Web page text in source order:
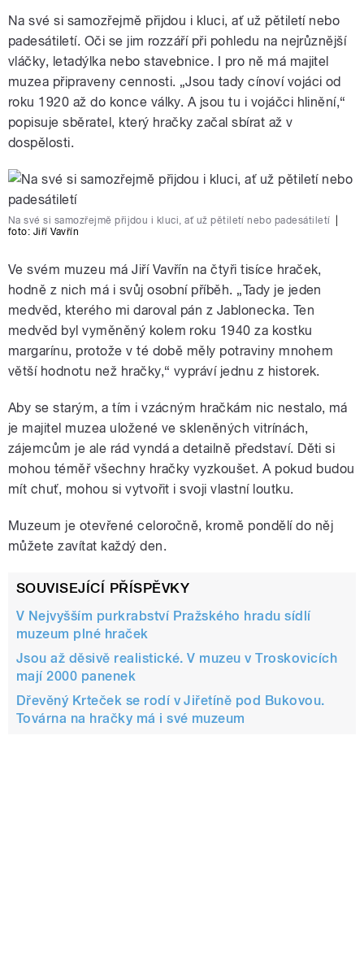
Na své si samozřejmě přijdou i kluci, ať už pětiletí nebo
padesátiletí. Oči se jim rozzáří při pohledu na nejrůznější
vláčky, letadýlka nebo stavebnice. I pro ně má majitel
muzea připraveny cennosti. „Jsou tady cínoví vojáci od
roku 1920 až do konce války. A jsou tu i vojáčci hlinění,“
popisuje sběratel, který hračky začal sbírat až v
dospělosti.
Na své si samozřejmě přijdou i kluci, ať už pětiletí nebo padesátiletí
foto: Jiří Vavřín
Ve svém muzeu má Jiří Vavřín na čtyři tisíce hraček,
hodně z nich má i svůj osobní příběh. „Tady je jeden
medvěd, kterého mi daroval pán z Jablonecka. Ten
medvěd byl vyměněný kolem roku 1940 za kostku
margarínu, protože v té době měly potraviny mnohem
větší hodnotu než hračky,“ vypráví jednu z historek.
Aby se starým, a tím i vzácným hračkám nic nestalo, má
je majitel muzea uložené ve skleněných vitrínách,
zájemcům je ale rád vyndá a detailně představí. Děti si
mohou téměř všechny hračky vyzkoušet. A pokud budou
mít chuť, mohou si vytvořit i svoji vlastní loutku.
Muzeum je otevřené celoročně, kromě pondělí do něj
můžete zavítat každý den.
SOUVISEJÍCÍ PŘÍSPĚVKY
V Nejvyšším purkrabství Pražského hradu sídlí
muzeum plné hraček
Jsou až děsivě realistické. V muzeu v Troskovicích
mají 2000 panenek
Dřevěný Krteček se rodí v Jiřetíně pod Bukovou.
Továrna na hračky má i své muzeum